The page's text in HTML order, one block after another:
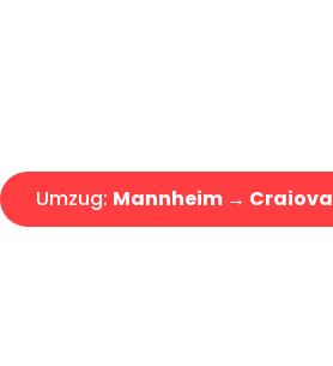
Umzug: Mannheim → Craiova